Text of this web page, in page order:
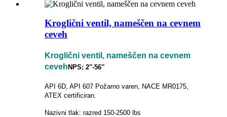
Kroglični ventil, nameščen na cevnem
ceveh
Kroglični ventil, nameščen na cevnem
ceveh NPS: 2″-56″
API 6D, API 607 ​​Požarno varen, NACE MR0175,
ATEX certificiran.
Nazivni tlak: razred 150-2500 lbs